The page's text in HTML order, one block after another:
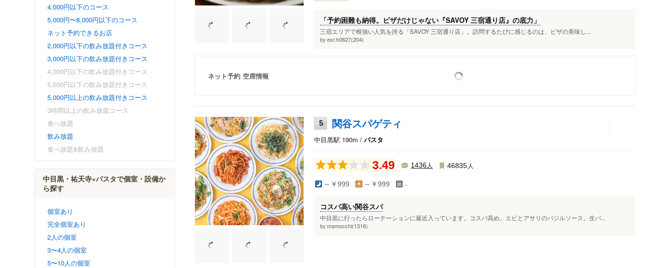
4,000円以下のコース
5,000円〜8,000円以下のコース
ネット予約できるお店
2,000円以下の飲み放題付きコース
3,000円以下の飲み放題付きコース
4,000円以下の飲み放題付きコース
5,000円以下の飲み放題付きコース
5,000円以上の飲み放題付きコース
3時間以上の飲み放題コース
食べ放題
飲み放題
食べ放題&飲み放題
中目黒・祐天寺×パスタで個室・設備か
ら探す
個室あり
完全個室あり
2人の個室
3〜4人の個室
5〜10人の個室
「予約困難も納得。ピザだけじゃない『SAVOY 三宿通り店』の底力」
三宿エリアで根強い人気を誇る「SAVOY 三宿通り店」。訪問するたびに感じるのは、ピザの美味し...
by esr.h0627(204)
ネット予約 空席情報
5 関谷スパゲティ
中目黒駅 190m / パスタ
3.49 1436人 46835 人
～￥999 ～￥999 -
コスパ高い関谷スパ
中目黒に行ったらローテーションに最近入っています。コスパ高め。エビとアサリのバジルソース。生パ...
by mamocchi(1316)